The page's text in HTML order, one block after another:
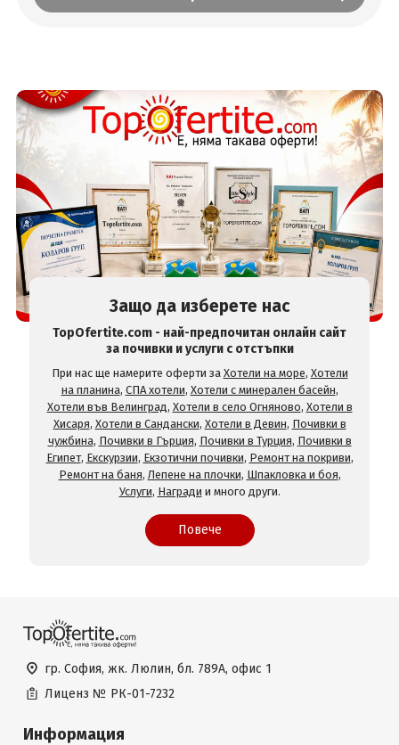
Защо да изберете нас
TopOfertite.com - най-предпочитан онлайн сайт
за почивки и услуги с отстъпки
При нас ще намерите оферти за Хотели на море, Хотели
на планина, СПА хотели, Хотели с минерален басейн,
Хотели във Велинград, Хотели в село Огняново, Хотели в
Хисаря, Хотели в Сандански, Хотели в Девин, Почивки в
чужбина, Почивки в Гърция, Почивки в Турция, Почивки в
Египет, Екскурзии, Екзотични почивки, Ремонт на покриви,
Ремонт на баня, Лепене на плочки, Шпакловка и боя,
Услуги, Награди и много други.
Повече
гр. София, жк. Люлин, бл. 789А, офис 1
Лиценз № РК-01-7232
Информация